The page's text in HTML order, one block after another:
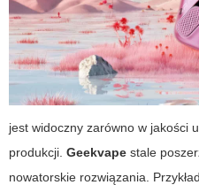
jest widoczny zarówno w jakości
produkcji. Geekvape stale
nowatorskie rozwiązania.